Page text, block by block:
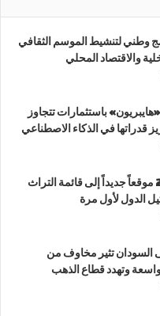
وطني لتنشيط الموسم الثقافي
والاقتصاد المحلي
باستثمارات تتجاوز
اليونسكو تضيف 25 موقعاً جديداً إلى قائمة التراث
الدول لأول مرة
السودان تثير مخاوف من
وتهدد قطاع الذهب